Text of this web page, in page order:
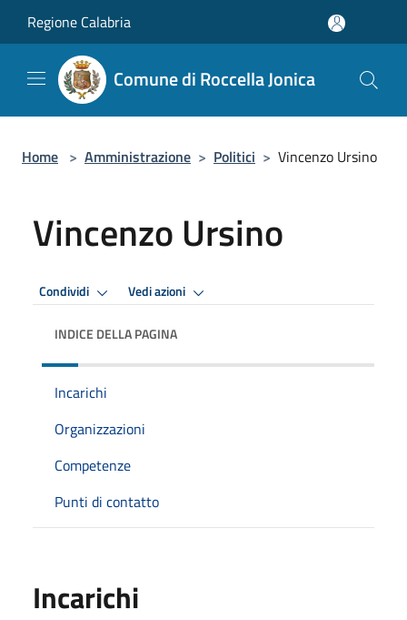
Regione Calabria
Comune di Roccella Jonica
Home > Amministrazione > Politici > Vincenzo Ursino
Vincenzo Ursino
Condividi Vedi azioni
INDICE DELLA PAGINA
Incarichi
Organizzazioni
Competenze
Punti di contatto
Incarichi